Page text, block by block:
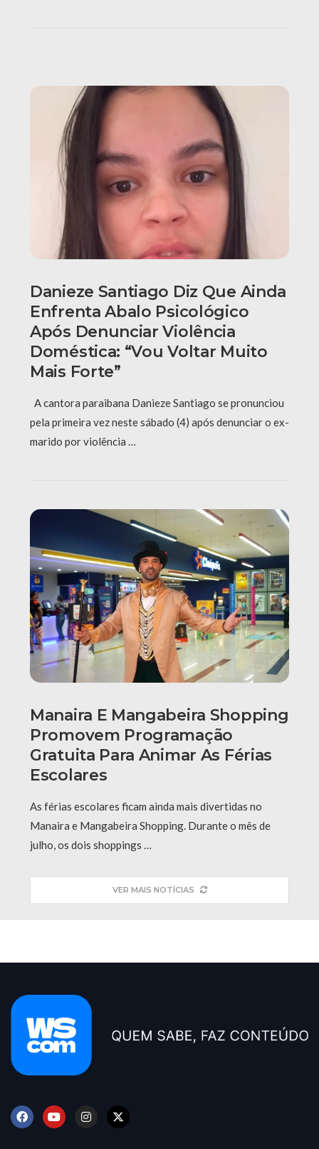
Danieze Santiago Diz Que Ainda
Enfrenta Abalo Psicológico
Após Denunciar Violência
Doméstica: “Vou Voltar Muito
Mais Forte”
A cantora paraibana Danieze Santiago se pronunciou
pela primeira vez neste sábado (4) após denunciar o ex-
marido por violência …
Manaira E Mangabeira Shopping
Promovem Programação
Gratuita Para Animar As Férias
Escolares
As férias escolares ficam ainda mais divertidas no
Manaira e Mangabeira Shopping. Durante o mês de
julho, os dois shoppings …
VER MAIS NOTÍCIAS